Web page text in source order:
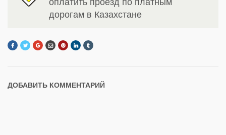
дорогам в Казахстане
ДОБАВИТЬ КОММЕНТАРИЙ